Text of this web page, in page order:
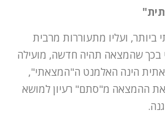
ביותר, ועליו מתעוררות מרבית
בכך שהמצאה תהיה חדשה, מועילה
הינה האלמנט ה"המצאתי",
ההמצאה מ"סתם" רעיון למושא